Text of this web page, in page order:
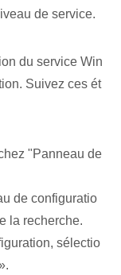
de service.
du service Win
Suivez ces ét
"Panneau de
de configuratio
la recherche.
sélectio